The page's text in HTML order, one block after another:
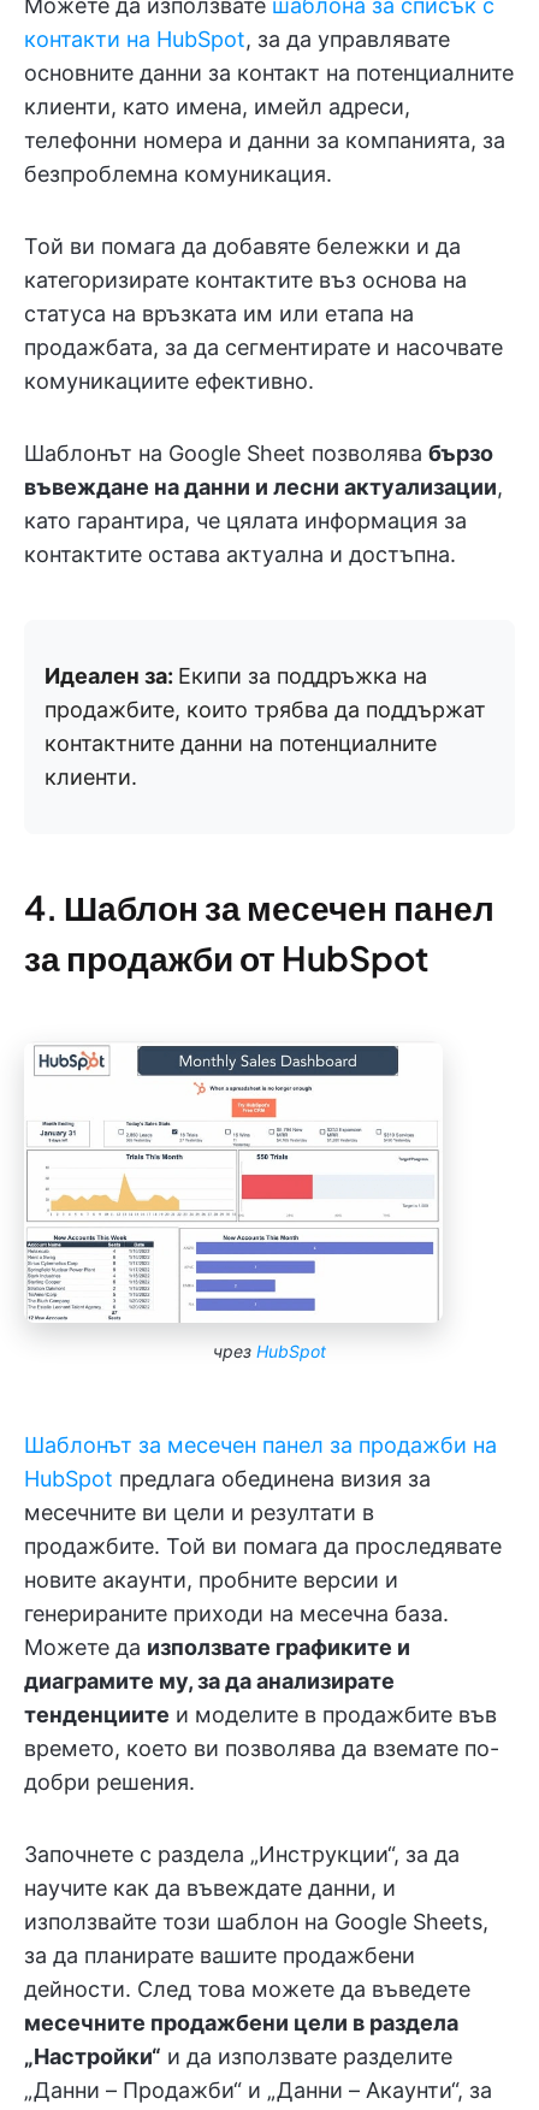
Можете да използвате шаблона за списък с
контакти на HubSpot, за да управлявате
основните данни за контакт на потенциалните
клиенти, като имена, имейл адреси,
телефонни номера и данни за компанията, за
безпроблемна комуникация.
Той ви помага да добавяте бележки и да
категоризирате контактите въз основа на
статуса на връзката им или етапа на
продажбата, за да сегментирате и насочвате
комуникациите ефективно.
Шаблонът на Google Sheet позволява бързо
въвеждане на данни и лесни актуализации,
като гарантира, че цялата информация за
контактите остава актуална и достъпна.
Идеален за: Екипи за поддръжка на
продажбите, които трябва да поддържат
контактните данни на потенциалните
клиенти.
4. Шаблон за месечен панел
за продажби от HubSpot
чрез HubSpot
Шаблонът за месечен панел за продажби на
HubSpot предлага обединена визия за
месечните ви цели и резултати в
продажбите. Той ви помага да проследявате
новите акаунти, пробните версии и
генерираните приходи на месечна база.
Можете да използвате графиките и
диаграмите му, за да анализирате
тенденциите и моделите в продажбите във
времето, което ви позволява да вземате по-
добри решения.
Започнете с раздела „Инструкции“, за да
научите как да въвеждате данни, и
използвайте този шаблон на Google Sheets,
за да планирате вашите продажбени
дейности. След това можете да въведете
месечните продажбени цели в раздела
„Настройки“ и да използвате разделите
„Данни – Продажби“ и „Данни – Акаунти“, за